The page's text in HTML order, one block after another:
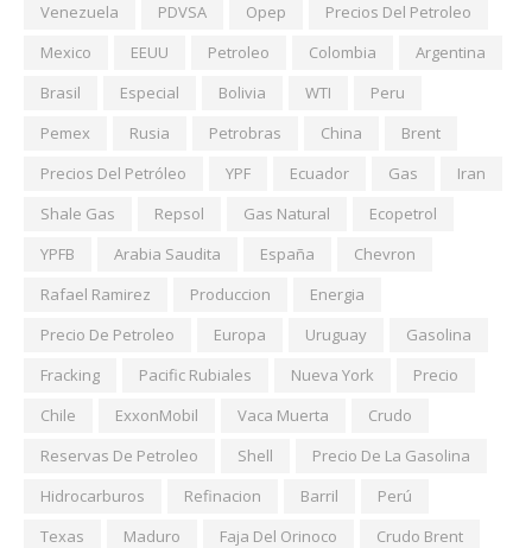
Venezuela PDVSA Opep
Precios Del Petroleo
Mexico
EEUU Petroleo Colombia
Argentina
Brasil
Especial Bolivia WTI
Peru
Pemex
Rusia Petrobras China
Brent
Precios Del Petróleo
YPF Ecuador Gas
Iran
Shale Gas
Repsol Gas Natural
Ecopetrol
YPFB
Arabia Saudita España
Chevron
Rafael Ramirez
Produccion
Energia
Precio De Petroleo
Europa Uruguay
Gasolina
Fracking
Pacific Rubiales Nueva York
Precio
Chile
ExxonMobil Vaca Muerta
Crudo
Reservas De Petroleo
Shell
Precio De La Gasolina
Hidrocarburos
Refinacion Barril
Perú
Texas
Maduro Faja Del Orinoco Crudo Brent